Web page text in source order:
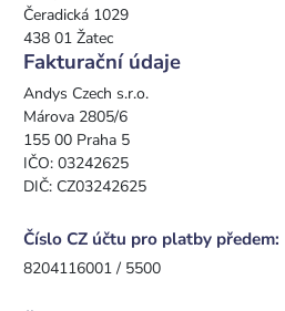
Čeradická 1029
438 01 Žatec
Fakturační údaje
Andys Czech s.r.o.
Márova 2805/6
155 00 Praha 5
IČO: 03242625
DIČ: CZ03242625
Číslo CZ účtu pro platby předem:
8204116001 / 5500